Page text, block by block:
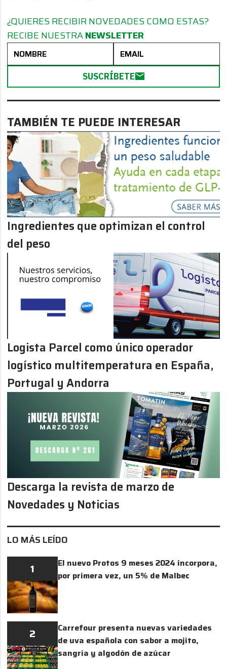
LO MÁS LEÍDO
1
El nuevo Protos 9 meses 2024 incorpora,
por primera vez, un 5% de Malbec
2
Carrefour presenta nuevas variedades
de uva española con sabor a mojito,
sangría y algodón de azúcar
¿QUIERES RECIBIR NOVEDADES COMO ESTAS?
RECIBE NUESTRANEWSLETTER
SUSCRÍBETE
TAMBIÉN TE PUEDE INTERESAR
Ingredientes que optimizan el control
del peso
Logista Parcel como único operador
logístico multitemperatura en España,
Portugal y Andorra
Descarga la revista de marzo de
Novedades y Noticias